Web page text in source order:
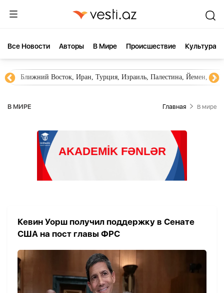
Все Новости Aвторы В Мире Происшествие Культура
Ближний Восток, Иран, Турция, Израиль, Палестина, Йемен,
В МИРЕ Главная В мире
Кевин Уорш получил поддержку в Сенате
США на пост главы ФРС